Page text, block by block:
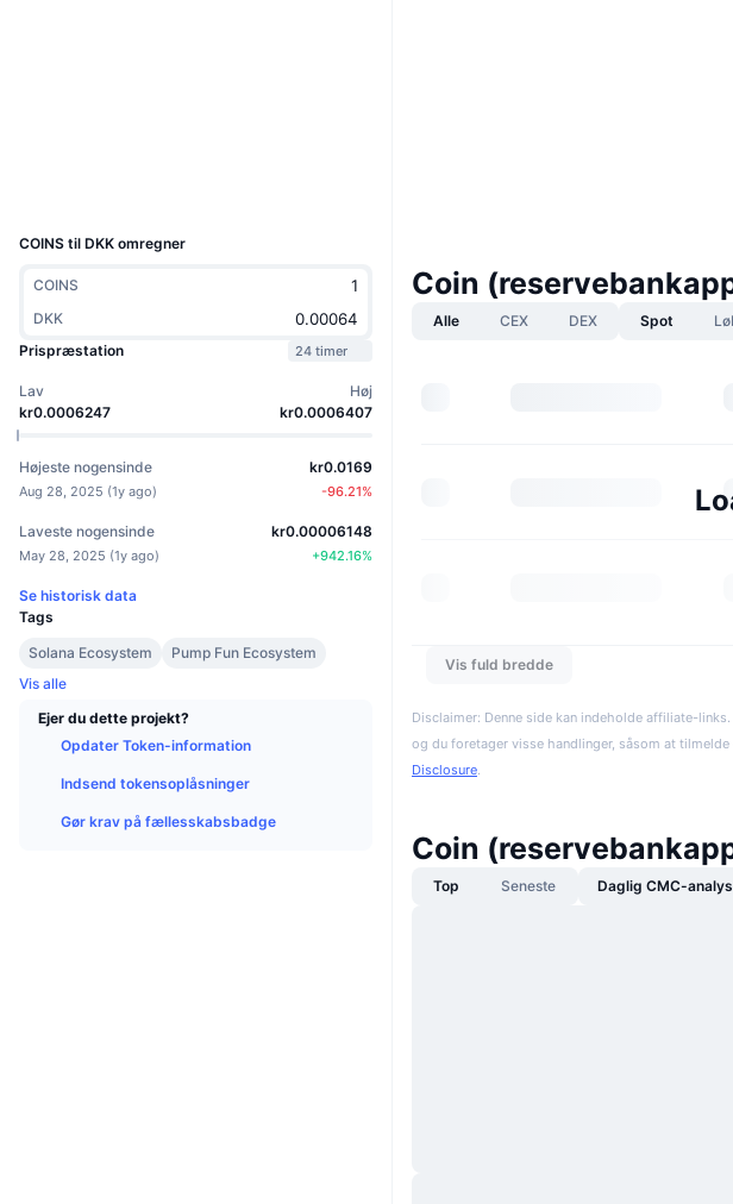
COINS til DKK omregner
COINS
DKK
Prispræstation
24 timer
Lav
kr0.0006247
Høj
kr0.0006407
Højeste nogensinde
Aug 28, 2025 (1y ago)
kr0.0169
-96.21%
Laveste nogensinde
May 28, 2025 (1y ago)
kr0.00006148
+942.16%
Se historisk data
Tags
Solana Ecosystem
Pump Fun Ecosystem
Vis alle
Ejer du dette projekt?
Opdater Token-information
Indsend tokensoplåsninger
Gør krav på fællesskabsbadge
Coin
Alle CEX DEX Spot
Vis fuld bredde
Disclaimer: Denne side kan indeholde affiliate-
og du foretager visse handlinger, såsom at
Disclosure.
Coin
Top Seneste Daglig CMC-